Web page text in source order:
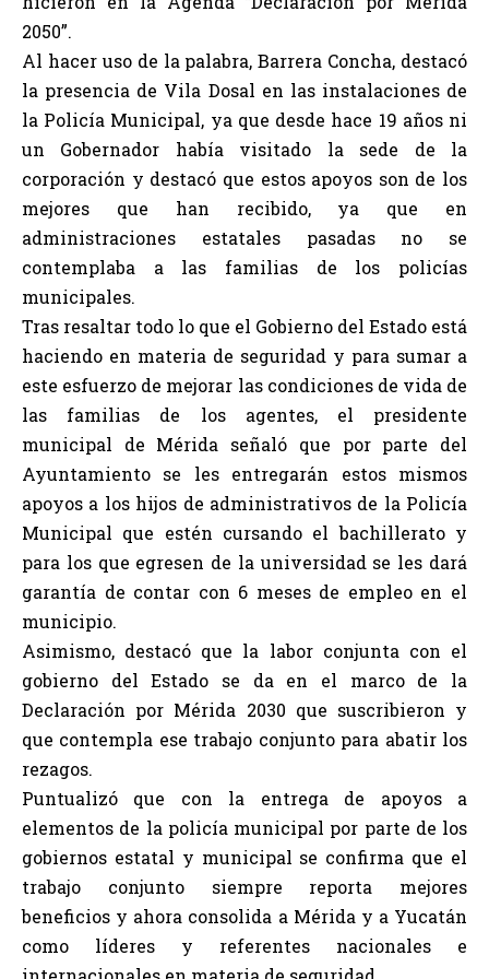
2050”.
Al hacer uso de la palabra, Barrera Concha, destacó
la presencia de Vila Dosal en las instalaciones de
la Policía Municipal, ya que desde hace 19 años ni
un Gobernador había visitado la sede de la
corporación y destacó que estos apoyos son de los
mejores que han recibido, ya que en
administraciones estatales pasadas no se
contemplaba a las familias de los policías
municipales.
Tras resaltar todo lo que el Gobierno del Estado está
haciendo en materia de seguridad y para sumar a
este esfuerzo de mejorar las condiciones de vida de
las familias de los agentes, el presidente
municipal de Mérida señaló que por parte del
Ayuntamiento se les entregarán estos mismos
apoyos a los hijos de administrativos de la Policía
Municipal que estén cursando el bachillerato y
para los que egresen de la universidad se les dará
garantía de contar con 6 meses de empleo en el
municipio.
Asimismo, destacó que la labor conjunta con el
gobierno del Estado se da en el marco de la
Declaración por Mérida 2030 que suscribieron y
que contempla ese trabajo conjunto para abatir los
rezagos.
Puntualizó que con la entrega de apoyos a
elementos de la policía municipal por parte de los
gobiernos estatal y municipal se confirma que el
trabajo conjunto siempre reporta mejores
beneficios y ahora consolida a Mérida y a Yucatán
como líderes y referentes nacionales e